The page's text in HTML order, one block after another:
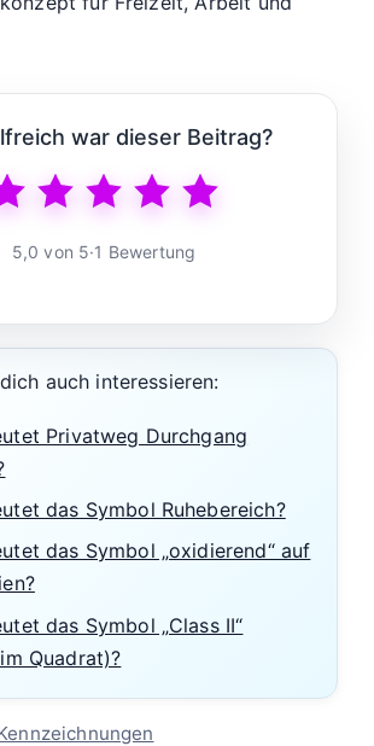
war dieser Beitrag?
5,0 von 5·1 Bewertung
auch interessieren:
Privatweg Durchgang
das Symbol Ruhebereich?
das Symbol „oxidierend“ auf
das Symbol „Class II“
Quadrat)?